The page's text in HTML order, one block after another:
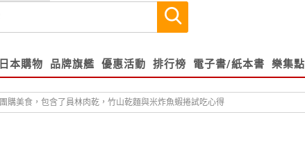
日本購物 品牌旗艦 優惠活動 排行榜 電子書/紙本書 樂集點
購美食，包含了員林肉乾，竹山乾麵與米炸魚蝦捲試吃心得